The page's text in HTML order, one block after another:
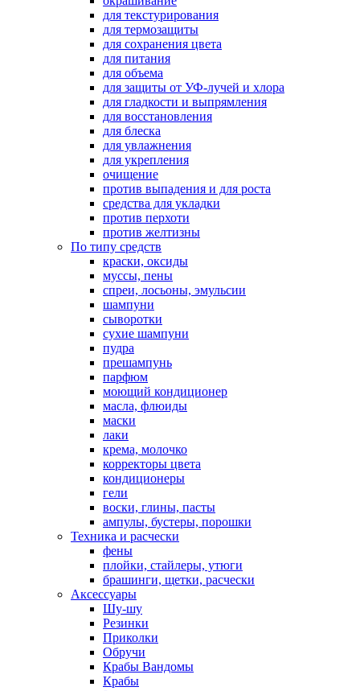
для текстурирования
для термозащиты
для сохранения цвета
для питания
для объема
для защиты от УФ-лучей и хлора
для гладкости и выпрямления
для восстановления
для блеска
для увлажнения
для укрепления
очищение
против выпадения и для роста
средства для укладки
против перхоти
против желтизны
По типу средств
краски, оксиды
муссы, пены
спреи, лосьоны, эмульсии
шампуни
сыворотки
сухие шампуни
пудра
прешампунь
парфюм
моющий кондиционер
масла, флюиды
маски
лаки
крема, молочко
корректоры цвета
кондиционеры
гели
воски, глины, пасты
ампулы, бустеры, порошки
Техника и расчески
фены
плойки, стайлеры, утюги
брашинги, щетки, расчески
Аксессуары
Шу-шу
Резинки
Приколки
Обручи
Крабы Вандомы
Крабы